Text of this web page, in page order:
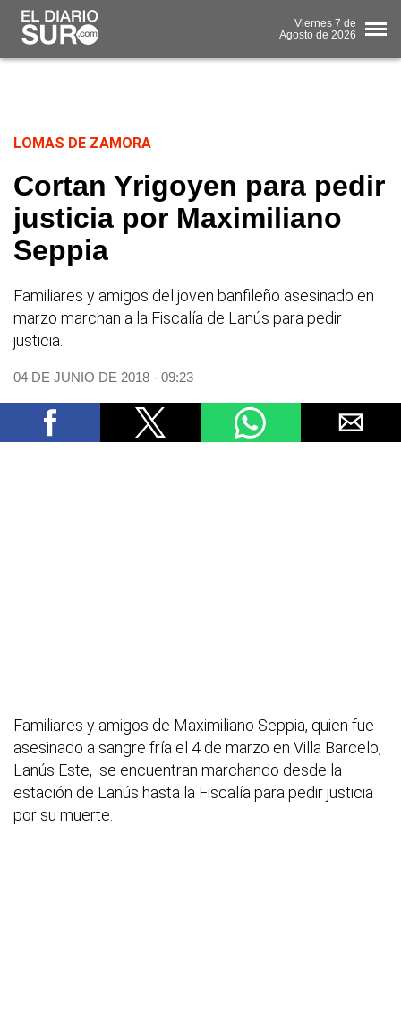
Viernes 7 de
Agosto de 2026
LOMAS DE ZAMORA
Cortan Yrigoyen para pedir
justicia por Maximiliano
Seppia
Familiares y amigos del joven banfileño asesinado en
marzo marchan a la Fiscalía de Lanús para pedir
justicia.
04 DE JUNIO DE 2018 - 09:23
Familiares y amigos de Maximiliano Seppia, quien fue
asesinado a sangre fría el 4 de marzo en Villa Barcelo,
Lanús Este, se encuentran marchando desde la
estación de Lanús hasta la Fiscalía para pedir justicia
por su muerte.